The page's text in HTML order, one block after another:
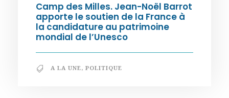
Camp des Milles. Jean-Noël Barrot
apporte le soutien de la France à
la candidature au patrimoine
mondial de l’Unesco
A LA UNE, POLITIQUE